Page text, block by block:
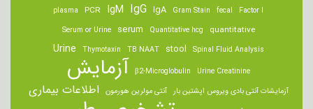
Factor I
fecal
Gram Stain
IgA
IgG
IgM
PCR
plasma
quantitative
Quantitative hcg
serum
Serum or Urine
Spinal Fluid Analysis
stool
TB NAAT
Thymotaxin
Urine
Urine Creatinine
β2-Microglobulin آزمایش
آزمایشات آنتی بادی ویروس اپشتین بار آنتی مولرین هورمون اطلاعات بیماری